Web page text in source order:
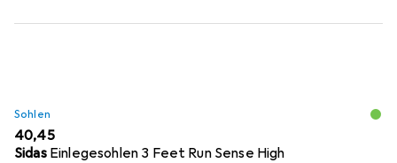
Sohlen
EUR
40,45
Sidas Einlegesohlen 3 Feet Run Sense High